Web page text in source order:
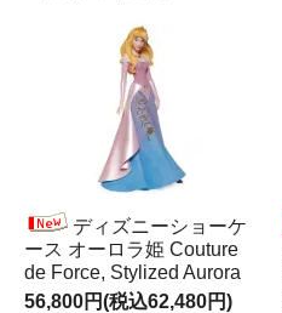
ディズニーショーケ
ース オーロラ姫 Couture
de Force, Stylized Aurora
56,800円(税込62,480円)